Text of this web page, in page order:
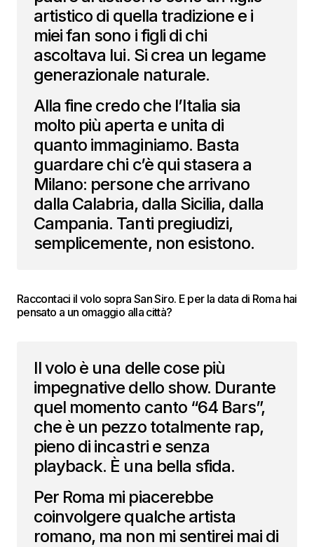
artistico di quella tradizione e i
miei fan sono i figli di chi
ascoltava lui. Si crea un legame
generazionale naturale.
Alla fine credo che l’Italia sia
molto più aperta e unita di
quanto immaginiamo. Basta
guardare chi c’è qui stasera a
Milano: persone che arrivano
dalla Calabria, dalla Sicilia, dalla
Campania. Tanti pregiudizi,
semplicemente, non esistono.
Raccontaci il volo sopra San Siro. E per la data di Roma hai
pensato a un omaggio alla città?
Il volo è una delle cose più
impegnative dello show. Durante
quel momento canto “64 Bars”,
che è un pezzo totalmente rap,
pieno di incastri e senza
playback. È una bella sfida.
Per Roma mi piacerebbe
coinvolgere qualche artista
romano, ma non mi sentirei mai di